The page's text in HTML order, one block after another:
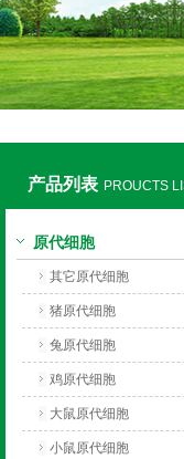
产品列表 PROUCTS
原代细胞
其它原代细胞
猪原代细胞
兔原代细胞
鸡原代细胞
大鼠原代细胞
小鼠原代细胞